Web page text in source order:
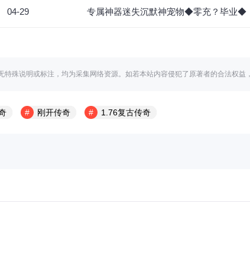
04-29 专属神器迷失沉默神宠物◆零充？毕业◆
特殊说明或标注，均为采集网络资源。如若本站内容侵犯了原著者的合法权益
刚开传奇 1.76复古传奇